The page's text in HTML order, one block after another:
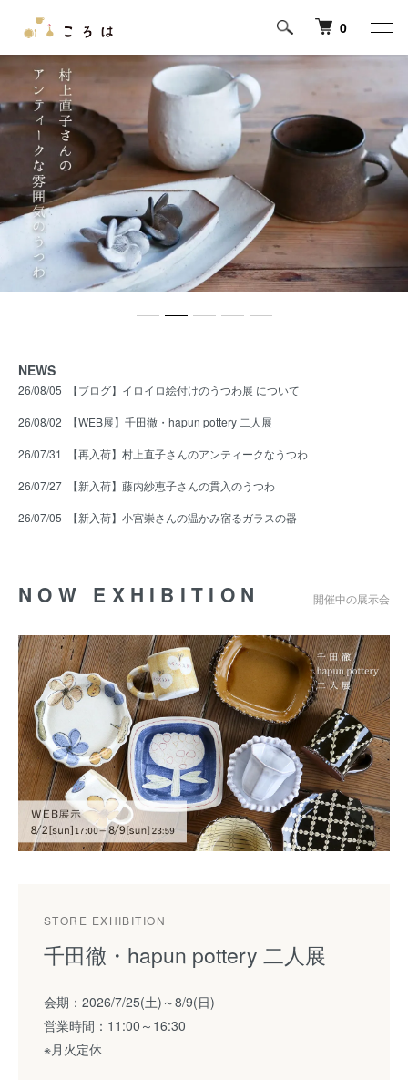
0
NEWS
26/08/05 【ブログ】イロイロ絵付けのうつわ展 について
26/08/02 【WEB展】千田徹・hapun pottery 二人展
26/07/31 【再入荷】村上直子さんのアンティークなうつわ
26/07/27 【新入荷】藤内紗恵子さんの貫入のうつわ
26/07/05 【新入荷】小宮崇さんの温かみ宿るガラスの器
NOW EXHIBITION 開催中の展示会
STORE EXHIBITION
千田徹・hapun pottery 二人展
会期：2026/7/25(土)～8/9(日)
営業時間：11:00～16:30
※月火定休